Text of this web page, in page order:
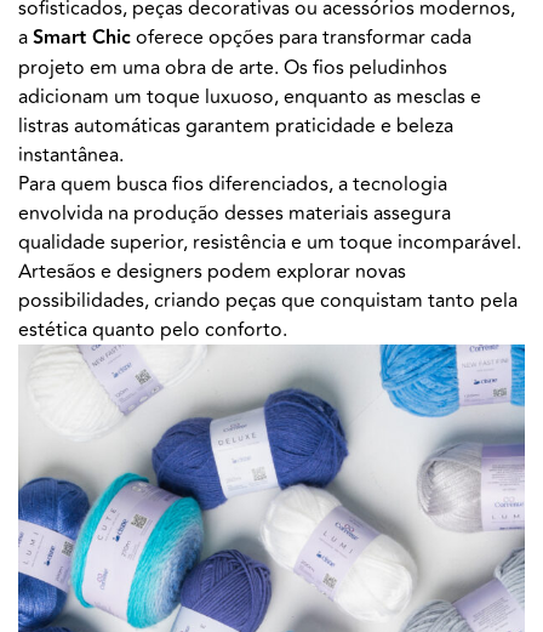
sofisticados, peças decorativas ou acessórios modernos,
aSmart Chicoferece opções para transformar cada
projeto em uma obra de arte. Os fios peludinhos
adicionam um toque luxuoso, enquanto as mesclas e
listras automáticas garantem praticidade e beleza
instantânea.
Para quem busca fios diferenciados, a tecnologia
envolvida na produção desses materiais assegura
qualidade superior, resistência e um toque incomparável.
Artesãos e designers podem explorar novas
possibilidades, criando peças que conquistam tanto pela
estética quanto pelo conforto.